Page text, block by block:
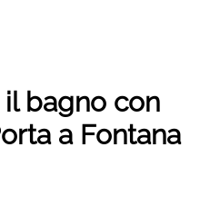
bagno con
a Fontana